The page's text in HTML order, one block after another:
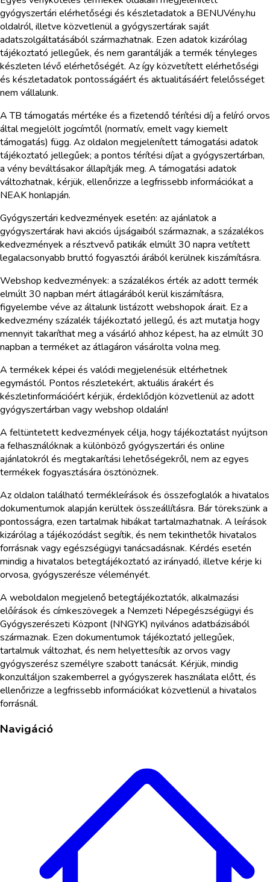
gyógyszertári elérhetőségi és készletadatok a BENUVény.hu
oldalról, illetve közvetlenül a gyógyszertárak saját
adatszolgáltatásából származhatnak. Ezen adatok kizárólag
tájékoztató jellegűek, és nem garantálják a termék tényleges
készleten lévő elérhetőségét. Az így közvetített elérhetőségi
és készletadatok pontosságáért és aktualitásáért felelősséget
nem vállalunk.
A TB támogatás mértéke és a fizetendő térítési díj a felíró orvos
által megjelölt jogcímtől (normatív, emelt vagy kiemelt
támogatás) függ. Az oldalon megjelenített támogatási adatok
tájékoztató jellegűek; a pontos térítési díjat a gyógyszertárban,
a vény beváltásakor állapítják meg. A támogatási adatok
változhatnak, kérjük, ellenőrizze a legfrissebb információkat a
NEAK honlapján.
Gyógyszertári kedvezmények esetén: az ajánlatok a
gyógyszertárak havi akciós újságaiból származnak, a százalékos
kedvezmények a résztvevő patikák elmúlt 30 napra vetített
legalacsonyabb bruttó fogyasztói árából kerülnek kiszámításra.
Webshop kedvezmények: a százalékos érték az adott termék
elmúlt 30 napban mért átlagárából kerül kiszámításra,
figyelembe véve az általunk listázott webshopok árait. Ez a
kedvezmény százalék tájékoztató jellegű, és azt mutatja hogy
mennyit takaríthat meg a vásárló ahhoz képest, ha az elmúlt 30
napban a terméket az átlagáron vásárolta volna meg.
A termékek képei és valódi megjelenésük eltérhetnek
egymástól. Pontos részletekért, aktuális árakért és
készletinformációért kérjük, érdeklődjön közvetlenül az adott
gyógyszertárban vagy webshop oldalán!
A feltüntetett kedvezmények célja, hogy tájékoztatást nyújtson
a felhasználóknak a különböző gyógyszertári és online
ajánlatokról és megtakarítási lehetőségekről, nem az egyes
termékek fogyasztására ösztönöznek.
Az oldalon található termékleírások és összefoglalók a hivatalos
dokumentumok alapján kerültek összeállításra. Bár törekszünk a
pontosságra, ezen tartalmak hibákat tartalmazhatnak. A leírások
kizárólag a tájékozódást segítik, és nem tekinthetők hivatalos
forrásnak vagy egészségügyi tanácsadásnak. Kérdés esetén
mindig a hivatalos betegtájékoztató az irányadó, illetve kérje ki
orvosa, gyógyszerésze véleményét.
A weboldalon megjelenő betegtájékoztatók, alkalmazási
előírások és címkeszövegek a Nemzeti Népegészségügyi és
Gyógyszerészeti Központ (NNGYK) nyilvános adatbázisából
származnak. Ezen dokumentumok tájékoztató jellegűek,
tartalmuk változhat, és nem helyettesítik az orvos vagy
gyógyszerész személyre szabott tanácsát. Kérjük, mindig
konzultáljon szakemberrel a gyógyszerek használata előtt, és
ellenőrizze a legfrissebb információkat közvetlenül a hivatalos
forrásnál.
Navigáció